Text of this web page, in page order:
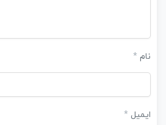
نام *
ایمیل *